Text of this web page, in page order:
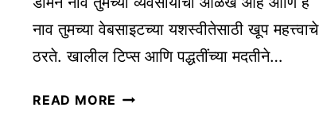
नाव तुमच्या वेबसाइटच्या यशस्वीतेसाठी खूप महत्त्वाचे
ठरते. खालील टिप्स आणि पद्धतींच्या मदतीने…
READ MORE ऑ